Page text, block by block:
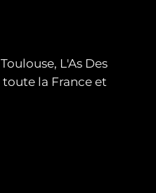
L'As Des
la France et